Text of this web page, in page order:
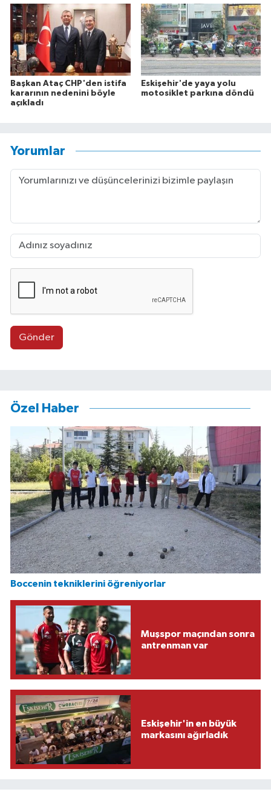
Başkan Ataç CHP'den istifa
kararının nedenini böyle
açıkladı
Eskişehir'de yaya yolu
motosiklet parkına döndü
Yorumlar
Gönder
Özel Haber
Boccenin tekniklerini öğreniyorlar
Muşspor maçından sonra
antrenman var
Eskişehir'in en büyük
markasını ağırladık